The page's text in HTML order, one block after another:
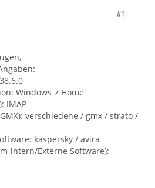
#1
Windows 7 Home
IMAP
verschiedene / gmx / strato /
kaspersky / avira
intern/Externe Software):